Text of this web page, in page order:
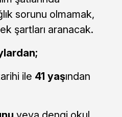
sorunu olmamak,
şartları aranacak.
ile 41 yaşından